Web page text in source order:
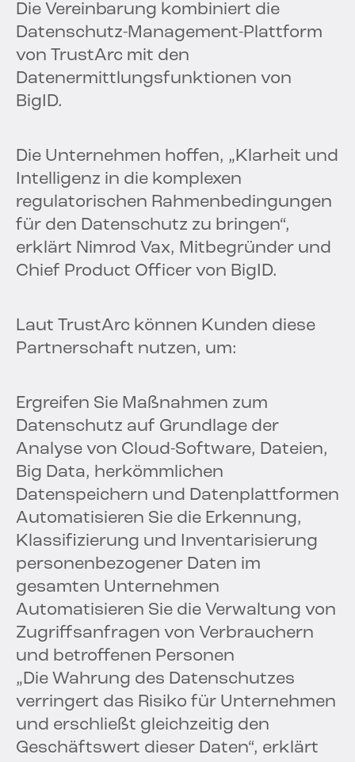
Die Vereinbarung kombiniert die
Datenschutz-Management-Plattform
von TrustArc mit den
Datenermittlungsfunktionen von
BigID.
Die Unternehmen hoffen, „Klarheit und
Intelligenz in die komplexen
regulatorischen Rahmenbedingungen
für den Datenschutz zu bringen“,
erklärt Nimrod Vax, Mitbegründer und
Chief Product Officer von BigID.
Laut TrustArc können Kunden diese
Partnerschaft nutzen, um:
Ergreifen Sie Maßnahmen zum
Datenschutz auf Grundlage der
Analyse von Cloud-Software, Dateien,
Big Data, herkömmlichen
Datenspeichern und Datenplattformen
Automatisieren Sie die Erkennung,
Klassifizierung und Inventarisierung
personenbezogener Daten im
gesamten Unternehmen
Automatisieren Sie die Verwaltung von
Zugriffsanfragen von Verbrauchern
und betroffenen Personen
„Die Wahrung des Datenschutzes
verringert das Risiko für Unternehmen
und erschließt gleichzeitig den
Geschäftswert dieser Daten“, erklärt